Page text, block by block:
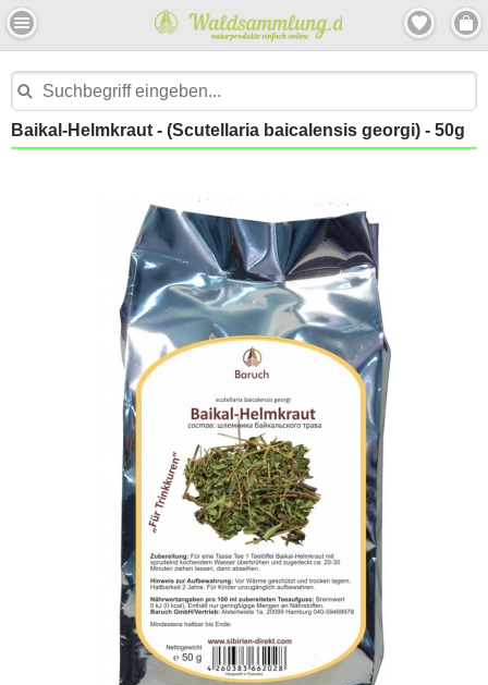
Baikal-Helmkraut - (Scutellaria baicalensis georgi) - 50g